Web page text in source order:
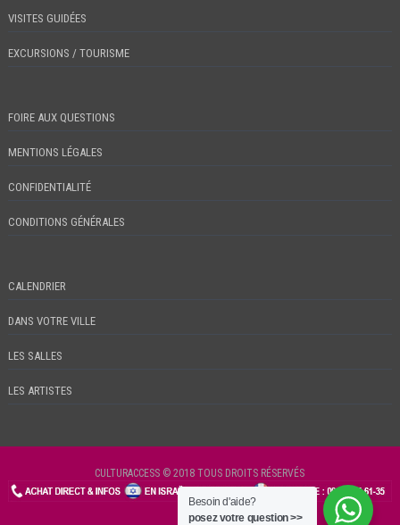
VISITES GUIDÉES
EXCURSIONS / TOURISME
FOIRE AUX QUESTIONS
MENTIONS LÉGALES
CONFIDENTIALITÉ
CONDITIONS GÉNÉRALES
CALENDRIER
DANS VOTRE VILLE
LES SALLES
LES ARTISTES
CULTURACCESS © 2018 TOUS DROITS RÉSERVÉS
CHECKIN
Besoin d'aide?
posez votre question >>